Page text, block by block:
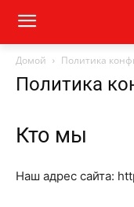
Домой Политика
Политика
Кто мы
Наш адрес сайта: